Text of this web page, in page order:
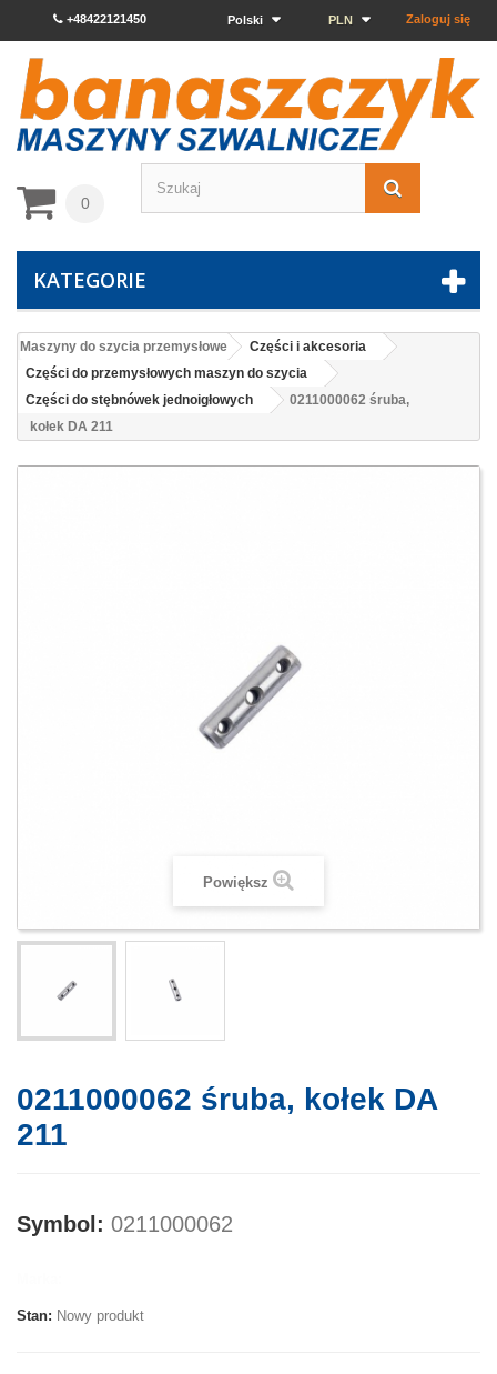
Zaloguj się
PLN
Polski
+48422121450
0
KATEGORIE
Maszyny do szycia przemysłowe
Części i akcesoria
Części do przemysłowych maszyn do szycia
Części do stębnówek jednoigłowych
0211000062 śruba,
kołek DA 211
Powiększ
0211000062 śruba, kołek DA
211
Symbol: 0211000062
Stan: Nowy produkt